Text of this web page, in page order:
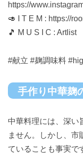
https://
🥑 I T E M : https://
🎵 M U S I C : Artlist
#献立 #麹調味料
手作り中華麹
中華料理には、深い
ません。しかし、市
ていることも事実で